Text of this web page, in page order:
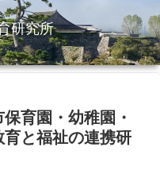
研究所
育園・幼稚園・
と福祉の連携研